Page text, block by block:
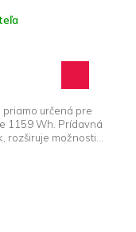
určená pre
1159 Wh. Prídavná
možnosti...